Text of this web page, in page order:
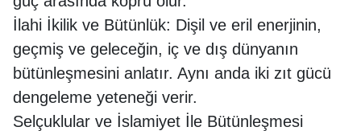
İlahi İkilik ve Bütünlük: Dişil ve eril enerjinin,
geçmiş ve geleceğin, iç ve dış dünyanın
bütünleşmesini anlatır. Aynı anda iki zıt gücü
dengeleme yeteneği verir.
Selçuklular ve İslamiyet İle Bütünleşmesi